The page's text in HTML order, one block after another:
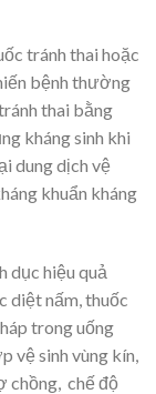
tránh thai hoặc
bệnh thường
thai bằng
kháng sinh khi
dung dịch vệ
khuẩn kháng
dục hiệu quả
diệt nấm, thuốc
trong uống
vệ sinh vùng kín,
chồng, chế độ